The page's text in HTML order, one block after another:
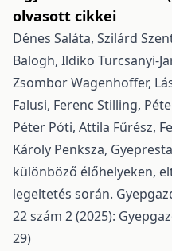
olvasott cikkei
Dénes Saláta, Szilárd
Balogh, Ildiko Turcsanyi-
Zsombor Wagenhoffer,
Falusi, Ferenc Stilling,
Péter Póti, Attila Fűrész,
Károly Penksza,
különböző élőhelyeken,
legeltetés során.
22 szám 2 (2025):
29)